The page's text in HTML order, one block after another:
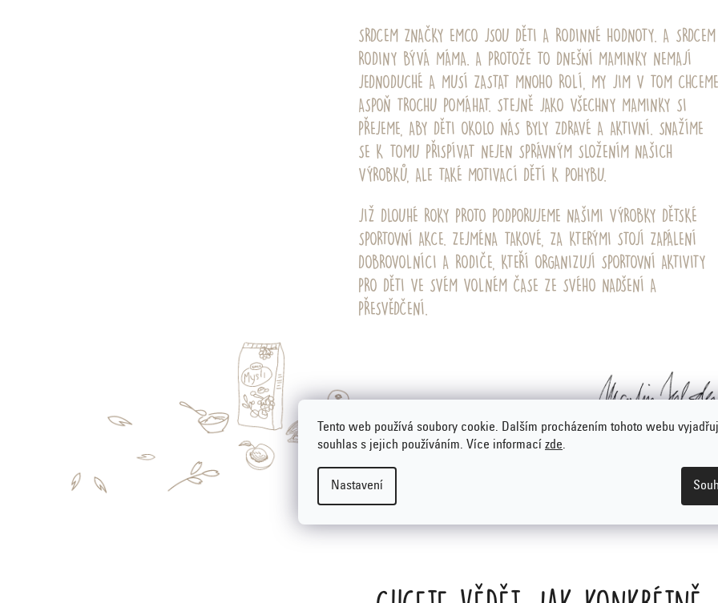
Tento web používá soubory cookie. Dalším procházením tohoto webu
souhlas s jejich používáním. Více informací zde.
Nastavení
SRDCEM ZNAČKY EMCO JSOU DĚTI A RODINNÉ HODNOTY. A SRDCEM
RODINY BÝVÁ MÁMA. A PROTOŽE TO DNEŠNÍ MAMINKY NEMAJÍ
JEDNODUCHÉ A MUSÍ ZASTAT MNOHO ROLÍ, MY JIM V TOM CHCEME
ASPOŇ TROCHU POMÁHAT. STEJNĚ JAKO VŠECHNY MAMINKY SI
PŘEJEME, ABY DĚTI OKOLO NÁS BYLY ZDRAVÉ A AKTIVNÍ. SNAŽÍME
SE K TOMU PŘISPÍVAT NEJEN SPRÁVNÝM SLOŽENÍM NAŠICH
VÝROBKŮ, ALE TAKÉ MOTIVACÍ DĚTÍ K POHYBU.
JIŽ DLOUHÉ ROKY PROTO PODPORUJEME NAŠIMI VÝROBKY DĚTSKÉ
SPORTOVNÍ AKCE. ZEJMÉNA TAKOVÉ, ZA KTERÝMI STOJÍ ZAPÁLENÍ
DOBROVOLNÍCI A RODIČE, KTEŘÍ ORGANIZUJÍ SPORTOVNÍ AKTIVITY
PRO DĚTI VE SVÉM VOLNÉM ČASE ZE SVÉHO NADŠENÍ A
PŘESVĚDČENÍ.
Spolumajitel Emco a táta čtyř